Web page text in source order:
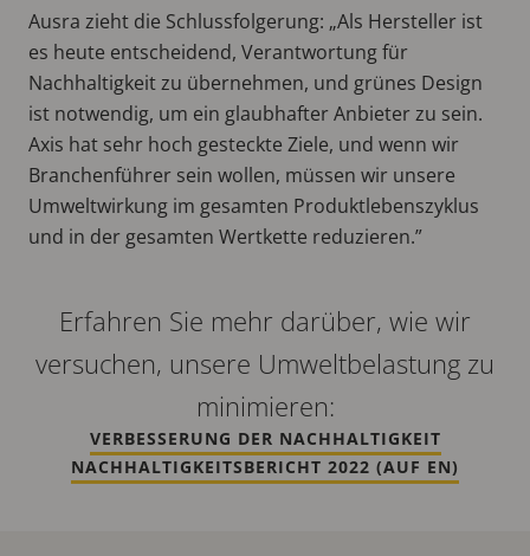
Ausra zieht die Schlussfolgerung: „Als Hersteller ist
es heute entscheidend, Verantwortung für
Nachhaltigkeit zu übernehmen, und grünes Design
ist notwendig, um ein glaubhafter Anbieter zu sein.
Axis hat sehr hoch gesteckte Ziele, und wenn wir
Branchenführer sein wollen, müssen wir unsere
Umweltwirkung im gesamten Produktlebenszyklus
und in der gesamten Wertkette reduzieren.”
Erfahren Sie mehr darüber, wie wir
versuchen, unsere Umweltbelastung zu
minimieren:
VERBESSERUNG DER NACHHALTIGKEIT
NACHHALTIGKEITSBERICHT 2022 (AUF EN)